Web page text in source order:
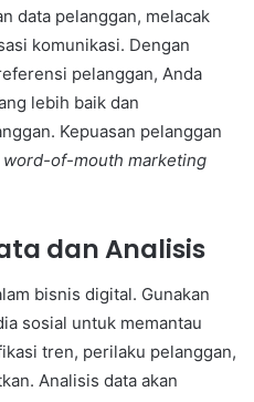
data pelanggan, melacak
komunikasi. Dengan
pelanggan, Anda
lebih baik dan
Kepuasan pelanggan
word-of-mouth marketing
dan Analisis
bisnis digital. Gunakan
sosial untuk memantau
tren, perilaku pelanggan,
Analisis data akan